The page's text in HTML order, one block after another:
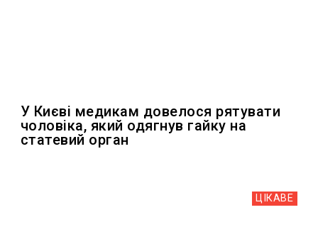
У Києві медикам довелося рятувати
чоловіка, який одягнув гайку на
статевий орган
ЦІКАВЕ